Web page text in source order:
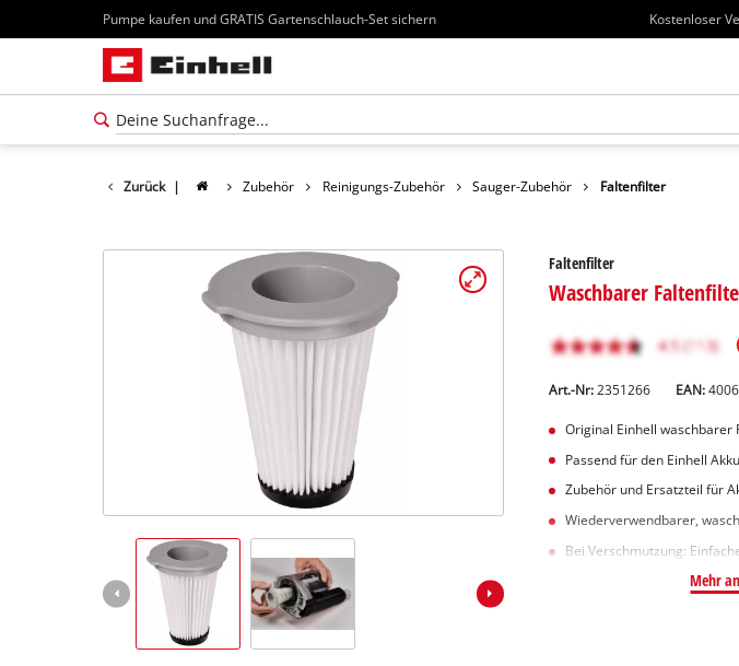
Pumpe kaufen und GRATIS Gartenschlauch-Set sichern Kostenloser
Zurück | Zubehör Reinigungs-Zubehör Sauger-Zubehör Faltenfilter
Faltenfilter
Waschbarer
Art.-Nr: 2351266 EAN:
Original Einhell waschbarer
Passend für den Einhell
Zubehör und Ersatzteil für
Wiederverwendbarer,
Bei Verschmutzung:
Mehr